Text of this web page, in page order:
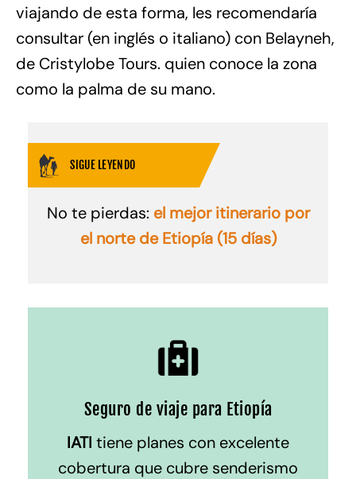
viajando de esta forma, les recomendaría
consultar (en inglés o italiano) con Belayneh,
de Cristylobe Tours. quien conoce la zona
como la palma de su mano.
SIGUE LEYENDO
No te pierdas: el mejor itinerario por
el norte de Etiopía (15 días)
Seguro de viaje para Etiopía
IATI tiene planes con excelente
cobertura que cubre senderismo